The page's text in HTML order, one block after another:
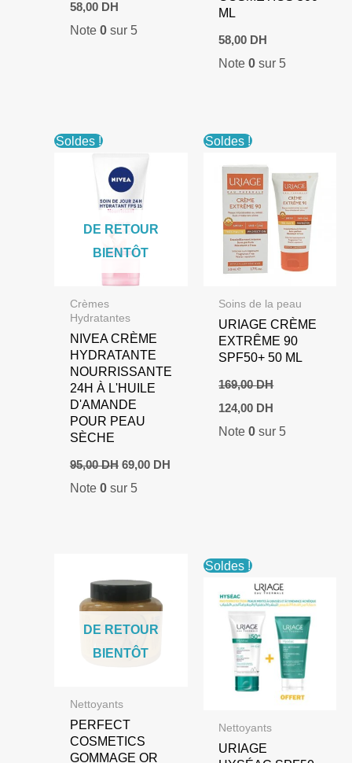
58,00 DH
Note 0sur 5
ML
58,00 DH
Note0 sur 5
Soldes !
DE RETOUR
BIENTÔT
Crèmes
Hydratantes
NIVEA CRÈME
HYDRATANTE
NOURRISSANTE
24H À L'HUILE
D'AMANDE
POUR PEAU
SÈCHE
95,00DH Le
prix
initial
69,00 DHLe
Note 0sur 5
Soldes !
Soins de la peau
URIAGE CRÈME
EXTRÊME 90
SPF50+ 50 ML
169,00DH
Le
prix
initial
124,00 DH
actuel
Note0 sur 5
DE RETOUR
BIENTÔT
Nettoyants
PERFECT
COSMETICS
GOMMAGE OR
Soldes !
Nettoyants
URIAGE